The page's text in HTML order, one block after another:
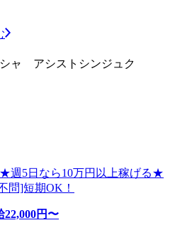
ャ アシストシンジュク
週5日なら10万円以上稼げる★
問]短期OK！
22,000円〜